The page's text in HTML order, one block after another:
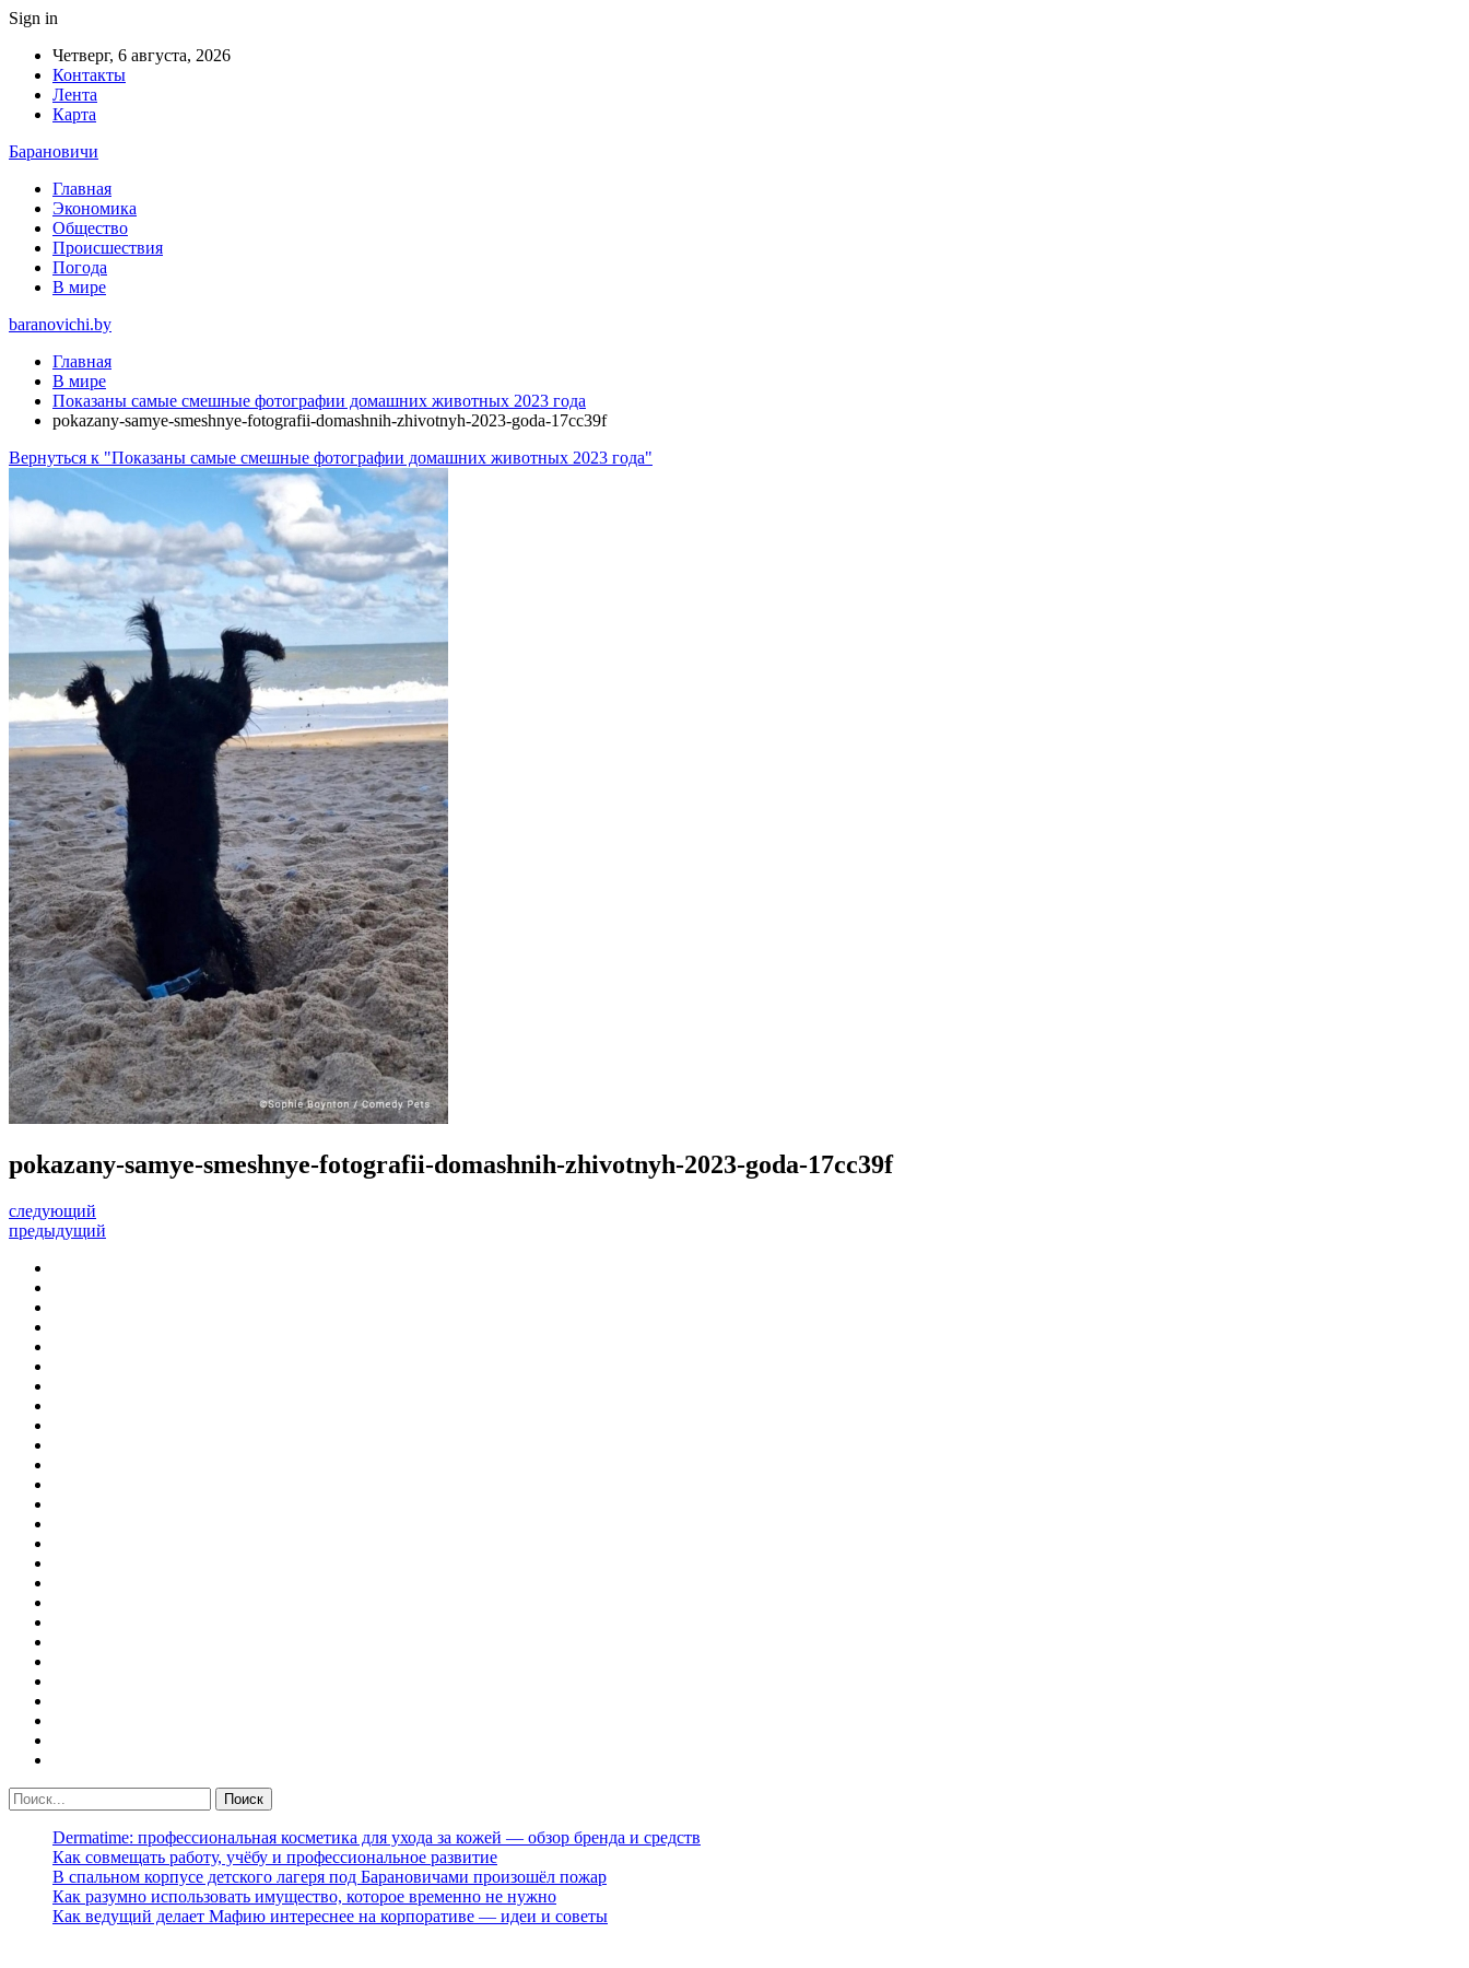
Sign in
Четверг, 6 августа, 2026
Контакты
Лента
Карта
Барановичи
Главная
Экономика
Общество
Происшествия
Погода
В мире
baranovichi.by
Главная
В мире
Показаны самые смешные фотографии домашних животных 2023 года
pokazany-samye-smeshnye-fotografii-domashnih-zhivotnyh-2023-goda-17cc39f
Вернуться к "Показаны самые смешные фотографии домашних животных 2023 года"
pokazany-samye-smeshnye-fotografii-domashnih-zhivotnyh-2023-goda-17cc39f
следующий
предыдущий
Dermatime: профессиональная косметика для ухода за кожей — обзор бренда и средств
Как совмещать работу, учёбу и профессиональное развитие
В спальном корпусе детского лагеря под Барановичами произошёл пожар
Как разумно использовать имущество, которое временно не нужно
Как ведущий делает Мафию интереснее на корпоративе — идеи и советы